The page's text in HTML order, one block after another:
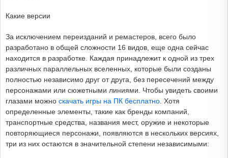
Какие версии
За исключением переизданий и ремастеров, всего было
разработано в общей сложности 16 видов, еще одна сейчас
находится в разработке. Каждая принадлежит к одной из трех
различных параллельных вселенных, которые были созданы
полностью независимо друг от друга, без пересечений между
персонажами или сюжетными линиями. Чтобы увидеть своими
глазами можно скачать игры на ПК бесплатно . Хотя
определенные элементы, такие как бренды компаний,
транспортные средства, названия мест, оружие и некоторые
повторяющиеся персонажи, появляются в нескольких версиях,
три из них остаются в значительной степени независимыми: